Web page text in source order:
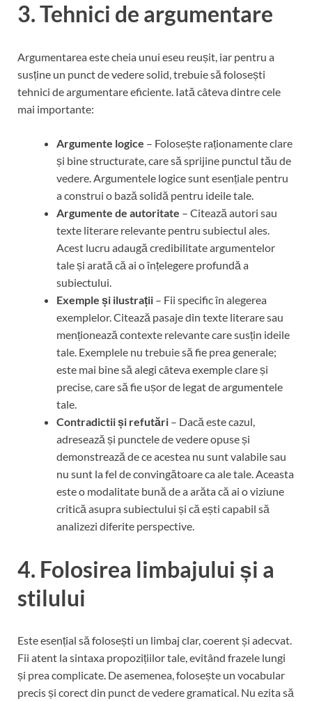
3. Tehnici de argumentare
Argumentarea este cheia unui eseu reușit, iar pentru a
susține un punct de vedere solid, trebuie să folosești
tehnici de argumentare eficiente. Iată câteva dintre cele
mai importante:
Argumente logice – Folosește raționamente clare
și bine structurate, care să sprijine punctul tău de
vedere. Argumentele logice sunt esențiale pentru
a construi o bază solidă pentru ideile tale.
Argumente de autoritate – Citează autori sau
texte literare relevante pentru subiectul ales.
Acest lucru adaugă credibilitate argumentelor
tale și arată că ai o înțelegere profundă a
subiectului.
Exemple și ilustrații – Fii specific în alegerea
exemplelor. Citează pasaje din texte literare sau
menționează contexte relevante care susțin ideile
tale. Exemplele nu trebuie să fie prea generale;
este mai bine să alegi câteva exemple clare și
precise, care să fie ușor de legat de argumentele
tale.
Contradictii și refutări – Dacă este cazul,
adresează și punctele de vedere opuse și
demonstrează de ce acestea nu sunt valabile sau
nu sunt la fel de convingătoare ca ale tale. Aceasta
este o modalitate bună de a arăta că ai o viziune
critică asupra subiectului și că ești capabil să
analizezi diferite perspective.
4. Folosirea limbajului și a
stilului
Este esențial să folosești un limbaj clar, coerent și adecvat.
Fii atent la sintaxa propozițiilor tale, evitând frazele lungi
și prea complicate. De asemenea, folosește un vocabular
precis și corect din punct de vedere gramatical. Nu ezita să